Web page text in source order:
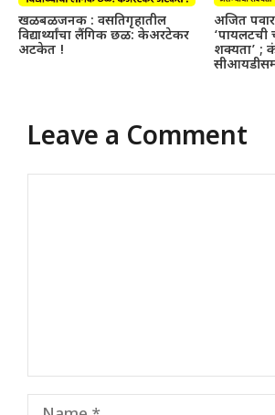
खळबळजनक : वसतिगृहातील
विद्यार्थ्यांचा लैंगिक छळ: केअरटेकर
अटकेत !
अजित
शक्यता’ ;
Leave a Comment
Name